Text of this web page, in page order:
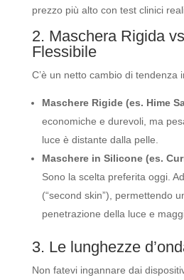
prezzo più alto con test clinici
2. Maschera Rigida
Flessibile
C’è un netto cambio di tendenza
Maschere Rigide (es. Hime
economiche e durevoli, ma
luce è distante dalla pelle.
Maschere in Silicone (es.
Sono la scelta preferita oggi.
(“second skin”), permettendo
penetrazione della luce e
3. Le lunghezze
Non fatevi ingannare dai